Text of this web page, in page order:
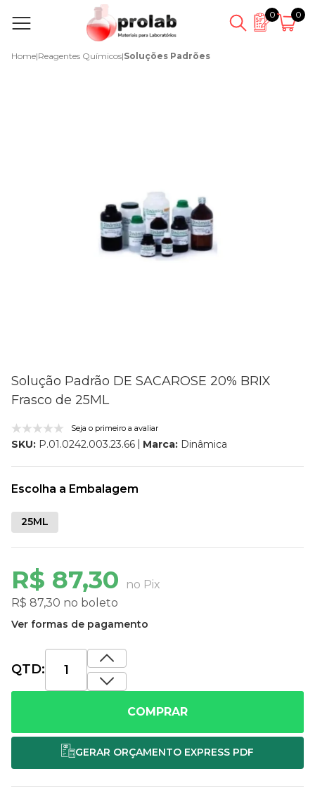
0 0
Home|Reagentes Químicos|Soluções Padrões
Solução Padrão DE SACAROSE 20% BRIX
Frasco de 25ML
Seja o primeiro a avaliar
SKU: P.01.0242.003.23.66 Marca: Dinâmica
R$ 87,30
no Pix
R$ 87,30 no boleto
Ver formas de pagamento
Escolha a Embalagem
25ML
QTD:
COMPRAR